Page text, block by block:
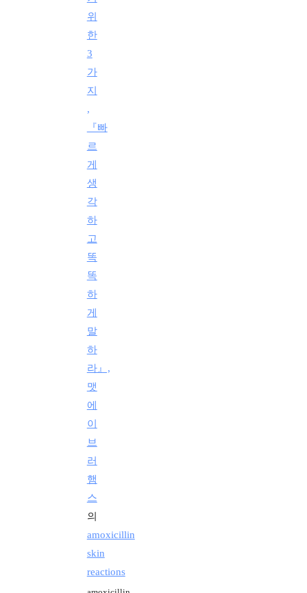
위
한
3
가
지
,
『빠
르
게
생
각
하
고
똑
똑
하
게
말
하
라』,
맷
에
이
브
러
햄
스
의
amoxicillin
skin
reactions